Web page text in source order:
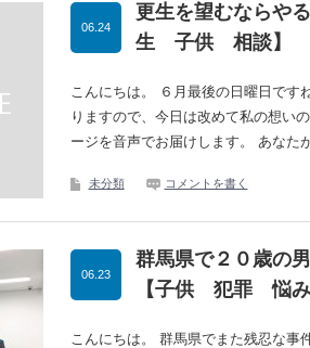
更生を望むならや
生 子供 相談】
06.24
こんにちは。 ６月最後の日曜日です
りますので、今日は改めて私の想い
ージを音声でお届けします。 あなた
未分類 コメントを書く
群馬県で２０歳の
【子供 犯罪 悩み
06.23
こんにちは。 群馬県でまた残忍な事